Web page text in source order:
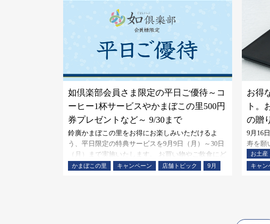
如倶楽部会員さま限定の平日ご優待～コ
ーヒー1杯サービスやかまぼこの里500円
券プレゼントなど～ 9/30まで
鈴廣かまぼこの里をお得にお楽しみいただけるよ
う、平日限定の特典サービスを9月9日（月）～30日
（月）まで実施いたします。 お買い物やご飲食にど
うぞご利用ください。
かまぼこの里 キャンペーン 店舗トピック 9月
お得
ト。
の贈
9月16
寿を願
も多
く質
お土産
キャン